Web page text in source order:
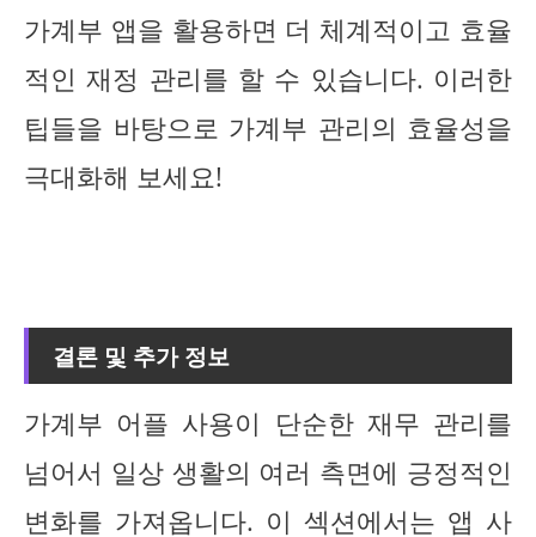
가계부 앱을 활용하면 더 체계적이고 효율
적인 재정 관리를 할 수 있습니다. 이러한
팁들을 바탕으로 가계부 관리의 효율성을
극대화해 보세요!
결론 및 추가 정보
가계부 어플 사용이 단순한 재무 관리를
넘어서 일상 생활의 여러 측면에 긍정적인
변화를 가져옵니다. 이 섹션에서는 앱 사